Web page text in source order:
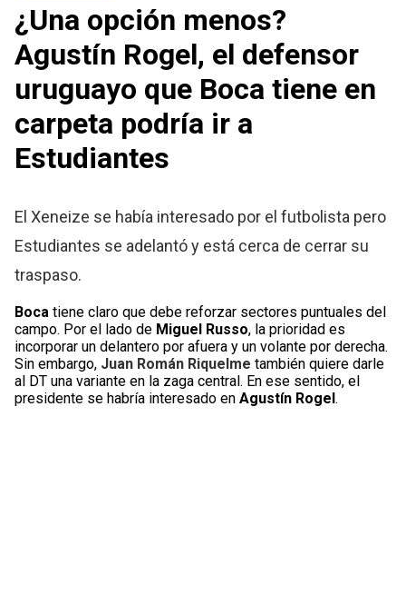
¿Una opción menos?
Agustín Rogel, el defensor
uruguayo que Boca tiene en
carpeta podría ir a
Estudiantes
El Xeneize se había interesado por el futbolista pero
Estudiantes se adelantó y está cerca de cerrar su
traspaso.
Boca tiene claro que debe reforzar sectores puntuales del
campo. Por el lado de Miguel Russo, la prioridad es
incorporar un delantero por afuera y un volante por derecha.
Sin embargo, Juan Román Riquelme también quiere darle
al DT una variante en la zaga central. En ese sentido, el
presidente se habría interesado enAgustín Rogel.